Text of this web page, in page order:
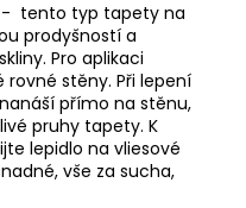
- tento typ tapety na
prodyšností a
Pro aplikaci
stěny. Při lepení
přímo na stěnu,
pruhy tapety. K
lepidlo na vliesové
vše za sucha,